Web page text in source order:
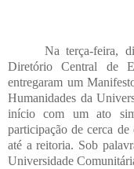
Na terça-feira,
Diretório Central de
entregaram um
Humanidades da
início com um ato
participação de cerca de
até a reitoria. Sob
Universidade